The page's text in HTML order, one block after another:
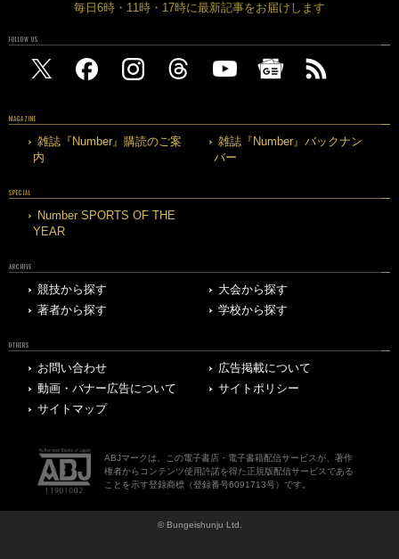
毎日6時・11時・17時に最新記事をお届けします
FOLLOW US
MAGAZINE
雑誌『Number』購読のご案
内
雑誌『Number』バックナン
バー
SPECIAL
Number SPORTS OF THE
YEAR
ARCHIVE
競技から探す
大会から探す
著者から探す
学校から探す
OTHERS
お問い合わせ
広告掲載について
動画・バナー広告について
サイトポリシー
サイトマップ
ABJマークは、この電子書店・電子書籍配信サービスが、著作
権者からコンテンツ使用許諾を得た正規版配信サービスである
ことを示す登録商標（登録番号6091713号）です。
© Bungeishunju Ltd.